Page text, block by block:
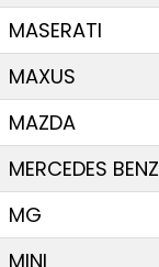
MASERATI
MAXUS
MAZDA
MERCEDES BENZ
MG
MINI